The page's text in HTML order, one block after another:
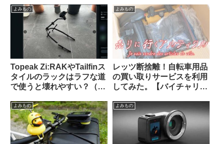
くしてみた
よみもの
Topeak Zi:RAKやTailfinス
タイルのラックはラフな道
で使うと壊れやすい？（海
よみもの
レッツ断捨離！自転車用品
の買い取りサービスを利用
してみた。【バイチャリ】
よみもの よみもの